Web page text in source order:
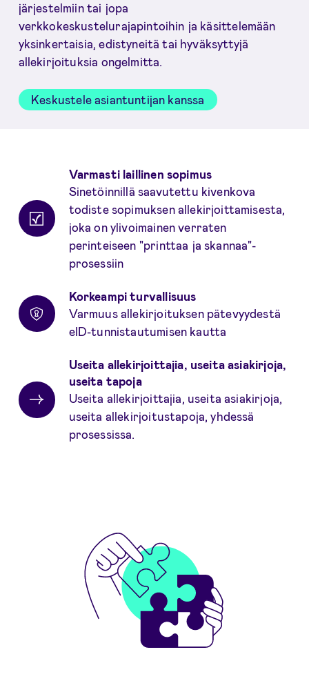
järjestelmiin tai jopa
verkkokeskustelurajapintoihin ja käsittelemään
yksinkertaisia, edistyneitä tai hyväksyttyjä
allekirjoituksia ongelmitta.
Keskustele asiantuntijan kanssa
Edut käyttäjälle
Varmasti laillinen sopimus
Sinetöinnillä saavutettu kivenkova
todiste sopimuksen allekirjoittamisesta,
joka on ylivoimainen verraten
perinteiseen "printtaa ja skannaa"-
prosessiin
Korkeampi turvallisuus
Varmuus allekirjoituksen pätevyydestä
eID-tunnistautumisen kautta
Useita allekirjoittajia, useita asiakirjoja,
useita tapoja
Useita allekirjoittajia, useita asiakirjoja,
useita allekirjoitustapoja, yhdessä
prosessissa.